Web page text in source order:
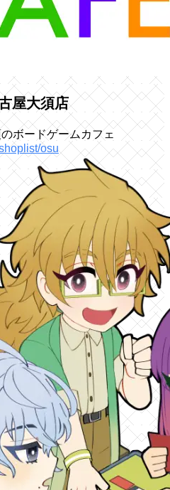
屋大須店
ボードゲームカフェ
osu